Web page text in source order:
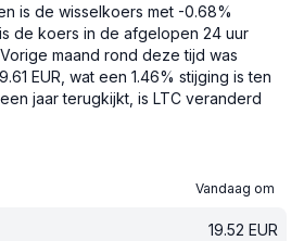
is de wisselkoers met -0.68%
de koers in de afgelopen 24 uur
Vorige maand rond deze tijd was
EUR, wat een 1.46% stijging is ten
jaar terugkijkt, is LTC veranderd
Vandaag om
19.52 EUR